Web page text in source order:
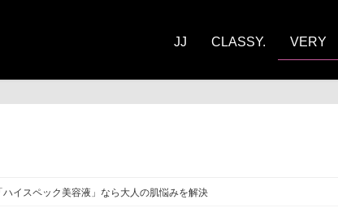
JJ CLASSY. VERY
ハイスペック美容液」なら大人の肌悩みを解決